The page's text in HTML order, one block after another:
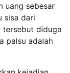
uang sebesar
sisa dari
tersebut diduga
palsu adalah